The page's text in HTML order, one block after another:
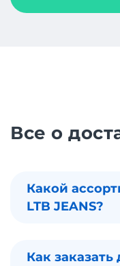
Все о
Какой
LTB JEANS?
Как заказать